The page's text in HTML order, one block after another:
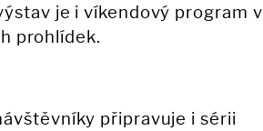
je i víkendový program v
prohlídek.
připravuje i sérii